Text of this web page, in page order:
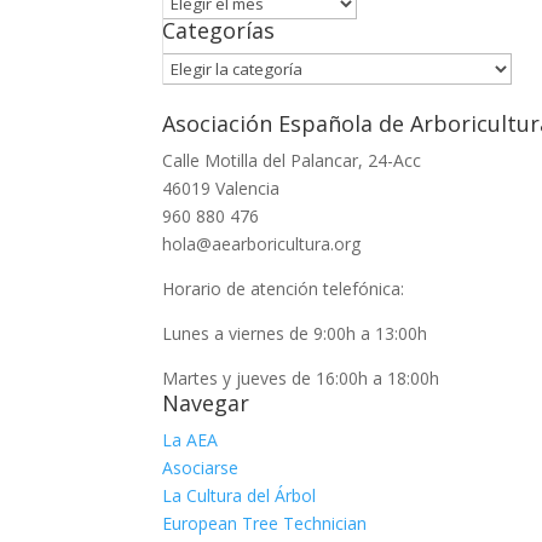
Categorías
Categorías
Asociación Española de
Calle Motilla del Palancar, 24-Acc
46019 Valencia
960 880 476
hola@aearboricultura.org
Horario de atención telefónica:
Lunes a viernes de 9:00h a 13:00h
Martes y jueves de 16:00h a 18:00h
Navegar
La AEA
Asociarse
La Cultura del Árbol
European Tree Technician